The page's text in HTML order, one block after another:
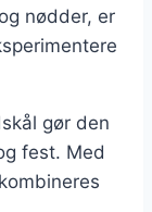
nødder, er
gør den
fest. Med